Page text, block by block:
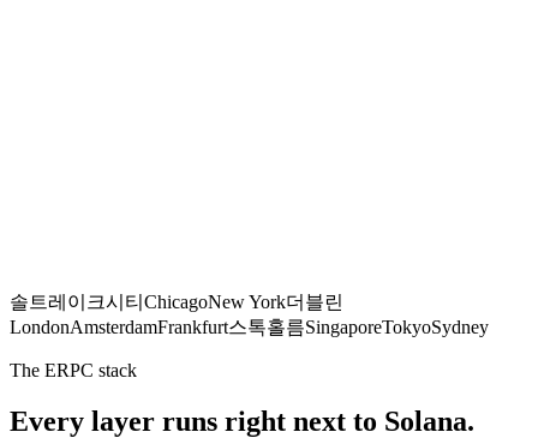
솔트레이크시티 ChicagoNew York더블린
LondonAmsterdamFrankfurt스톡홀름SingaporeTokyoSydney
The ERPC stack
Every layer runs right next to Solana.